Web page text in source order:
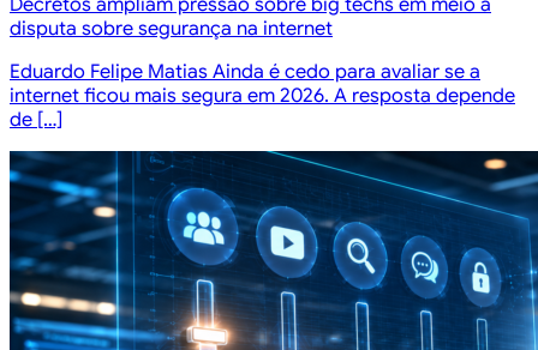
disputa sobre segurança na internet
Eduardo Felipe Matias Ainda é cedo para avaliar se a
internet ficou mais segura em 2026. A resposta depende
de […]